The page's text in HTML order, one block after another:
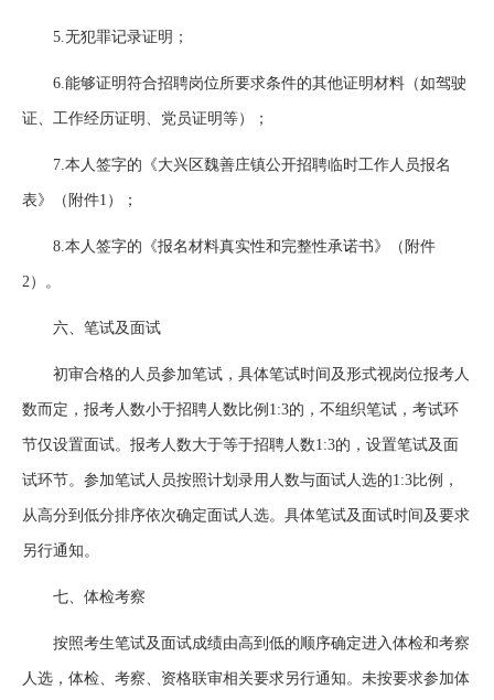
5.无犯罪记录证明；
6.能够证明符合招聘岗位所要求条件的其他证明材料（如驾驶
证、工作经历证明、党员证明等）；
7.本人签字的《大兴区魏善庄镇公开招聘临时工作人员报名
表》（附件1）；
8.本人签字的《报名材料真实性和完整性承诺书》（附件
2）。
六、笔试及面试
初审合格的人员参加笔试，具体笔试时间及形式视岗位报考人
数而定，报考人数小于招聘人数比例1:3的，不组织笔试，考试环
节仅设置面试。报考人数大于等于招聘人数1:3的，设置笔试及面
试环节。参加笔试人员按照计划录用人数与面试人选的1:3比例，
从高分到低分排序依次确定面试人选。具体笔试及面试时间及要求
另行通知。
七、体检考察
按照考生笔试及面试成绩由高到低的顺序确定进入体检和考察
人选，体检、考察、资格联审相关要求另行通知。未按要求参加体